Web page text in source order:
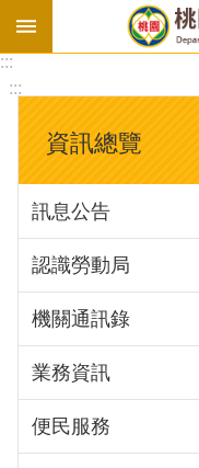
基
法
勞
資
會
庇
護
工
場
進
:::
:::
資訊總覽
訊息公告
認識勞動局
機關通訊錄
業務資訊
便民服務